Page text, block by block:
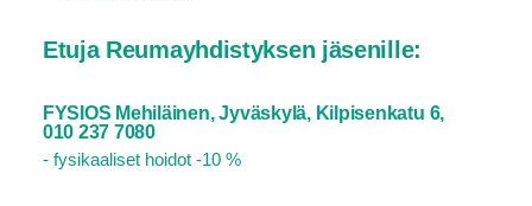
Etuja Reumayhdistyksen jäsenille:
FYSIOS Mehiläinen, Jyväskylä, Kilpisenkatu 6,
010 237 7080
- fysikaaliset hoidot -10 %